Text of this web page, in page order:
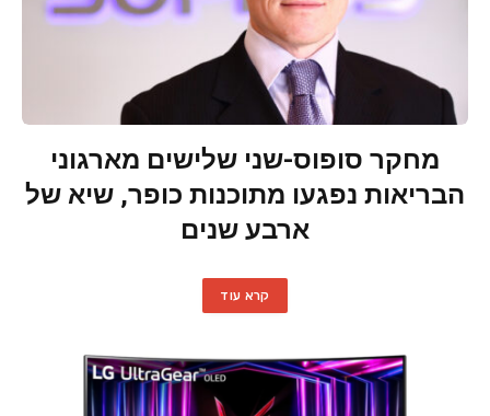
מחקר סופוס-שני שלישים מארגוני
הבריאות נפגעו מתוכנות כופר, שיא של
ארבע שנים
קרא עוד